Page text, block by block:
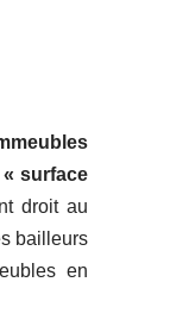
« surface
droit au
bailleurs
en